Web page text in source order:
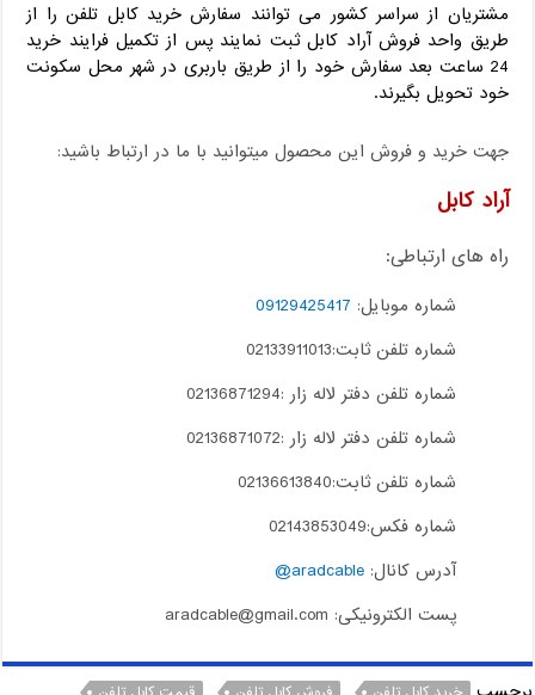
مشتریان از سراسر کشور می توانند سفارش خرید کابل تلفن را از
طریق واحد فروش آراد کابل ثبت نمایند پس از تکمیل فرایند خرید
24 ساعت بعد سفارش خود را از طریق باربری در شهر محل سکونت
خود تحویل بگیرند.
جهت خرید و فروش این محصول میتوانید با ما در ارتباط باشید:
آراد کابل
راه های ارتباطی:
شماره موبایل: 09129425417
شماره تلفن ثابت:02133911013
شماره تلفن دفتر لاله زار :02136871294
شماره تلفن دفتر لاله زار :02136871072
شماره تلفن ثابت:02136613840
شماره فکس:02143853049
آدرس کانال:aradcable@
پست الکترونیکی: aradcable@gmail.com